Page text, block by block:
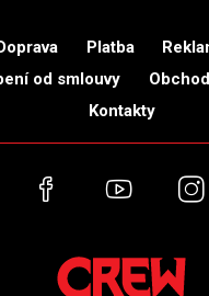
Doprava Platba
od smlouvy
Kontakty
stránky
Facebook